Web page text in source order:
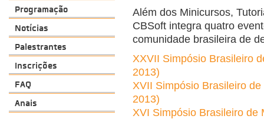
Programação
Notícias
Palestrantes
Inscrições
FAQ
Anais
Além dos Minicursos,
CBSoft integra quatro
comunidade brasileira de
XXVII Simpósio Brasileiro
2013)
XVII Simpósio Brasileiro
2013)
XVI Simpósio Brasileiro de